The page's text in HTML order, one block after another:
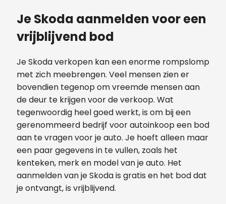
Je Skoda aanmelden voor een
vrijblijvend bod
Je Skoda verkopen kan een enorme rompslomp
met zich meebrengen. Veel mensen zien er
bovendien tegenop om vreemde mensen aan
de deur te krijgen voor de verkoop. Wat
tegenwoordig heel goed werkt, is om bij een
gerenommeerd bedrijf voor autoinkoop een bod
aan te vragen voor je auto. Je hoeft alleen maar
een paar gegevens in te vullen, zoals het
kenteken, merk en model van je auto. Het
aanmelden van je Skoda is gratis en het bod dat
je ontvangt, is vrijblijvend.